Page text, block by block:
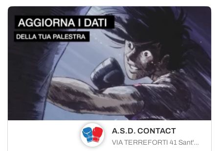
A.S.D. CONTACT
VIA TERREFORTI 41 Sant'Agata di Militello (ME) 98076 , Sicilia